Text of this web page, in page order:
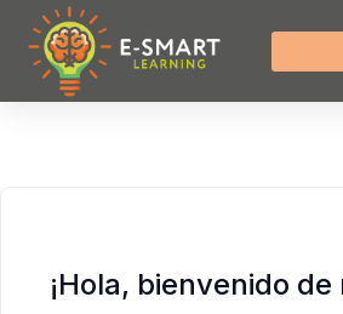
¡Hola, bienvenido de